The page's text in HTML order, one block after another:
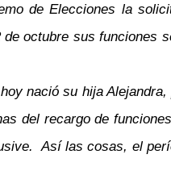
de Elecciones la
octubre sus funciones
nació su hija
del recargo de
Así las cosas, el